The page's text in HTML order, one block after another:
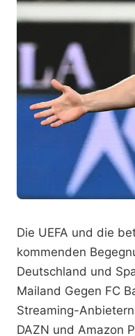
Die UEFA und die
kommenden
Deutschland und
Mailand Gegen FC
Streaming-
DAZN und Amazon